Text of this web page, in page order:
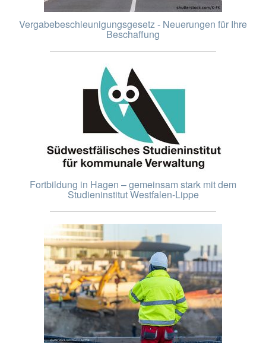
Vergabebeschleunigungsgesetz - Neuerungen für Ihre
Beschaffung
Fortbildung in Hagen – gemeinsam stark mit dem
Studieninstitut Westfalen-Lippe